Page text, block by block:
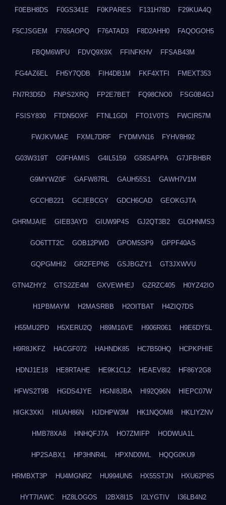
F0EBH8DS F0GS341E F0KPARES F131H78D F29KUA4Q
F5CJSGEM F765AOPQ F76ATAD3 F8D2AHH0 FAQOGOH5
FBQM6WPU FDVQ9X9X FFINFKHV FFSAB43M
FG4AZ6EL FH5Y7QDB FIH4DB1M FKF4XTFI FMEXT353
FN7R3D5D FNPS2XRQ FP2E7BET FQ98CNO0 FSG0B4GJ
FSISY830 FTDN5OXF FTNL1GDI FTO1V0TS FWCIR57M
FWJKVMAE FXML7DRF FYDMVN16 FYHV8H92
G03W319T G0FHAMIS G4IL5159 G58SAPPA G7JFBHBR
G9MYWZ0F GAFW87RL GAUH55S1 GAWH7V1M
GCCHB221 GCJEBCGY GDCH6CAD GEOKGJTA
GHRMJAIE GIEB3AYD GIUW9P4S GJ2QT3B2 GLOHNMS3
GO6TTT2C GOB12PWD GPOM5SP9 GPPF40AS
GQPGMHI2 GRZFEPN5 GSJBGZY1 GT3JXWVU
GTN4ZHY2 GTS2ZE4M GXVEWHEJ GZRZC405 H0YZ42IO
H1PBMAYM H2MASRBB H2OITBAT H4ZIQ7DS
H55MU2PD H5XERU2Q H89M16VE H906R061 H9E6DY5L
H9R8JKFZ HACGF072 HAHNDK85 HC7B50HQ HCPKPHIE
HDNJ1E18 HE8RTAHE HE9K1CL2 HEAEV8I2 HF86Y2G8
HFWS2T9B HGDS4JYE HGNI8JBA HI92Q96N HIEPC07W
HIGK3XKI HIUAH86N HJDHPW3M HK1NQOM8 HKLIYZNV
HMB78XA8 HNHQFJ7A HO7ZMIFP HODWUA1L
HP2SABX1 HP3HNR4L HPXND0WL HQQG0KU9
HRMBXT3P HU4MGNRZ HU994UN5 HX55STJN HXU62P8S
HYT7IAWC HZ8LOGOS I2BX8I15 I2LYGTIV I36LB4N2